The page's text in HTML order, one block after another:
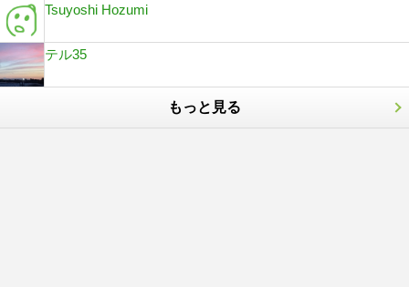
Tsuyoshi Hozumi
テル35
もっと見る